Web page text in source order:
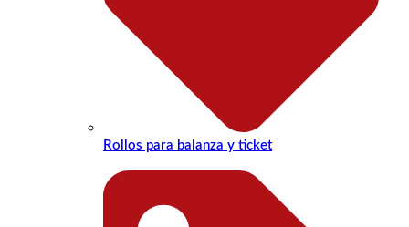
Rollos para balanza y ticket